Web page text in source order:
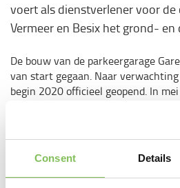
Consent Details
voert als dienstverlener voor
Vermeer en Besix het grond-
De bouw van de parkeergarage
van start gegaan. Naar
begin 2020 officieel geopend. In
grond- en duikwerk. Daarnaast
voorbereidende werkzaamheden
damwandtracé. De diepwanden zijn
Grondtechnieken uitgevoerd.